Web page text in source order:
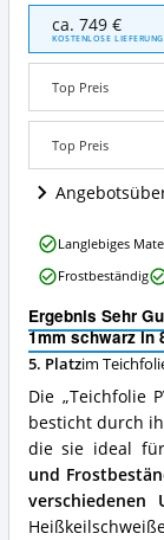
Teichfolie
PVC
1mm
schwarz
8m
10m
Angebote:
Wo
diese
Teichfolie
erhältlich?
ca. 749 €
KOSTENLOSE LIEFERUNG
Top Preis
Top Preis
Ergebnis Sehr
1mm schwarz in
5. Platzim
Die „Teichfolie
besticht durch
die sie ideal
und
verschiedenen
Teichfolie
PVC
1mm
in
8m
x
10m
Vorteile:
Was
spricht
für
diese
Teichfolie?
Langlebiges
Frostbeständig